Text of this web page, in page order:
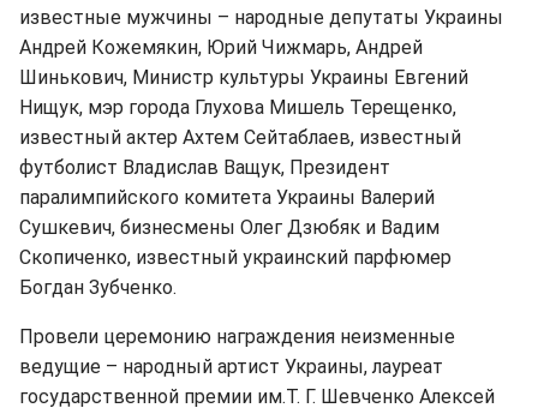
известные мужчины – народные депутаты Украины
Андрей Кожемякин, Юрий Чижмарь, Андрей
Шинькович, Министр культуры Украины Евгений
Нищук, мэр города Глухова Мишель Терещенко,
известный актер Ахтем Сейтаблаев, известный
футболист Владислав Ващук, Президент
паралимпийского комитета Украины Валерий
Сушкевич, бизнесмены Олег Дзюбяк и Вадим
Скопиченко, известный украинский парфюмер
Богдан Зубченко.
Провели церемонию награждения неизменные
ведущие – народный артист Украины, лауреат
государственной премии им.Т. Г. Шевченко Алексей